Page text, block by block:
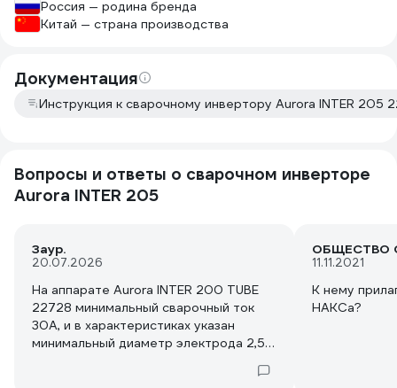
Россия — родина бренда
Китай — страна производства
Документация
Инструкция к сварочному инвертору Aurora INTER 205
Вопросы и ответы о сварочном инверторе
Aurora INTER 205
Заур.
20.07.2026
На аппарате Aurora INTER 200 TUBE
22728 минимальный сварочный ток
30А, и в характеристиках указан
минимальный диаметр электрода 2,5
22726 минимальный ток указан также
11.11.2021
К нему
НАКСа?